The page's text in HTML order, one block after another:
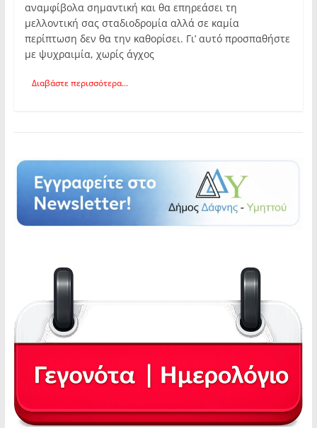
αναμφίβολα σημαντική και θα επηρεάσει τη
μελλοντική σας σταδιοδρομία αλλά σε καμία
περίπτωση δεν θα την καθορίσει. Γι’ αυτό προσπαθήστε
με ψυχραιμία, χωρίς άγχος
Διαβάστε περισσότερα...